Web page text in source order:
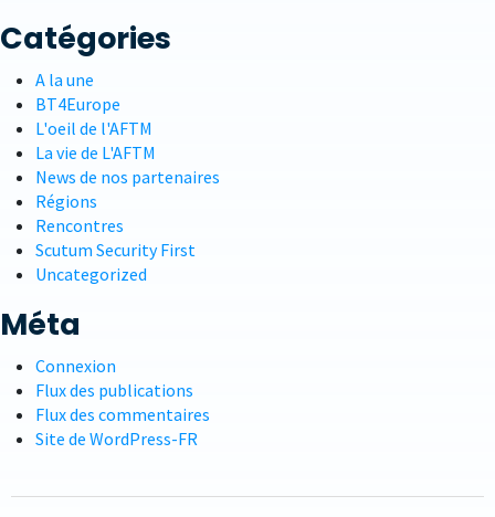
Catégories
A la une
BT4Europe
L'oeil de l'AFTM
La vie de L'AFTM
News de nos partenaires
Régions
Rencontres
Scutum Security First
Uncategorized
Méta
Connexion
Flux des publications
Flux des commentaires
Site de WordPress-FR